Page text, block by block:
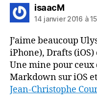
isaacMdit :
14 janvier 2016 à
J’aime beaucoup
iPhone), Drafts (iOS)
Une mine pour ceux
Markdown sur iOS et
Jean-Christophe